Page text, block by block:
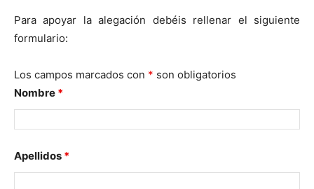
Para apoyar la alegación debéis rellenar el siguiente
formulario:
Los campos marcados con * son obligatorios
Nombre *
Apellidos *